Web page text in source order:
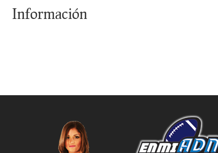
Información